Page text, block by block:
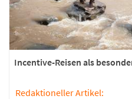
Incentive-Reisen als
Redaktioneller Artikel: